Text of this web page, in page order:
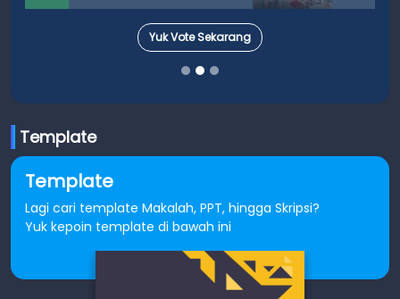
Yuk Vote Sekarang
Template
Template
Lagi cari template Makalah, PPT, hingga Skripsi?
Yuk kepoin template di bawah ini